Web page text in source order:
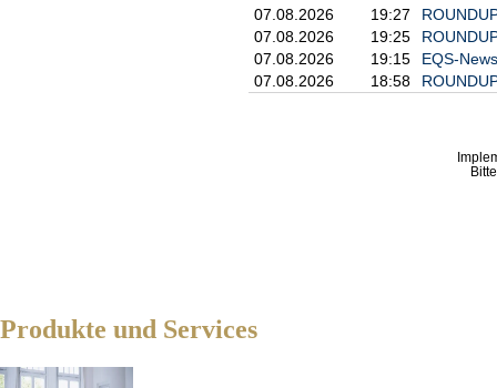
07.08.2026
19:27
07.08.2026
19:25
07.08.2026
19:15
EQS-
07.08.2026
18:58
Produkte und Services